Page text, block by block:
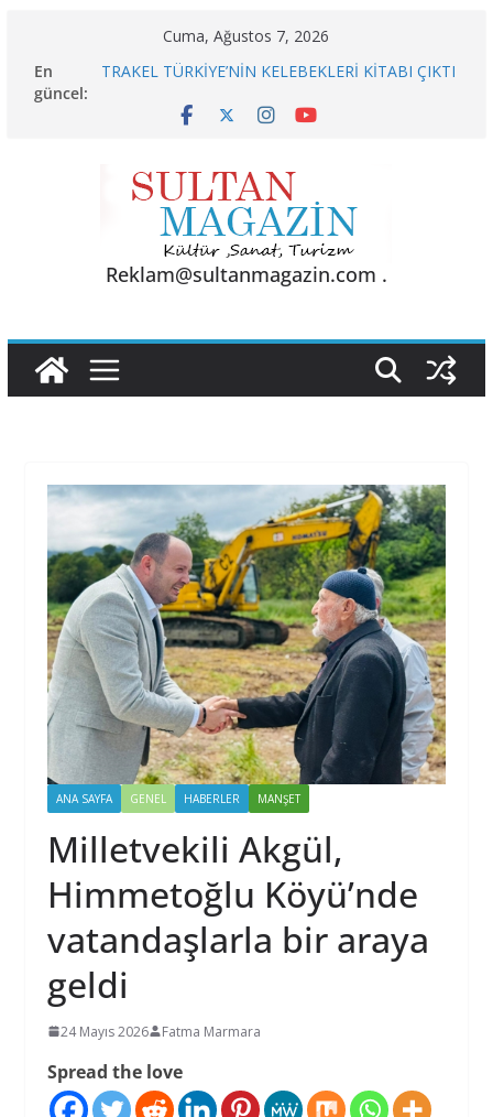
content
Cuma, Ağustos 7, 2026
En
güncel:
TRAKEL TÜRKİYE’NİN KELEBEKLERİ KİTABI ÇIKTI
YÖNETİLMEYİ HAK EDİYOR”
24 TEMMUZ’DA BGC’DEN MESLEK YASASI
VURGUSU
Reklam@sultanmagazin.com .
ANA SAYFA GENEL HABERLER MANŞET
Milletvekili Akgül,
Himmetoğlu Köyü’nde
vatandaşlarla bir araya
geldi
24 Mayıs 2026 Fatma Marmara
Spread the love